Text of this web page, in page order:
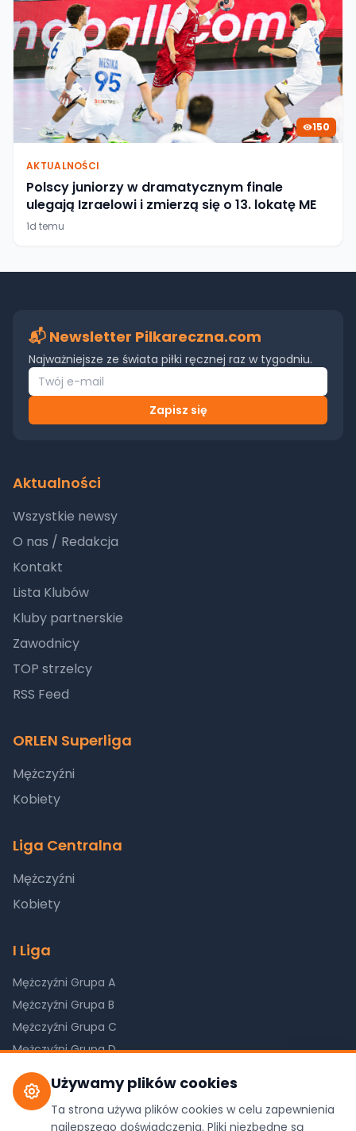
150
AKTUALNOŚCI
Polscy juniorzy w dramatycznym finale
ulegają Izraelowi i zmierzą się o 13. lokatę ME
1d temu
Używamy plików cookies
Ta strona używa plików cookies w celu zapewnienia
najlepszego doświadczenia. Pliki niezbędne są
📬 Newsletter Pilkareczna.com
Najważniejsze ze świata piłki ręcznej raz w tygodniu.
Zapisz się
Aktualności
Wszystkie newsy
O nas / Redakcja
Kontakt
Lista Klubów
Kluby partnerskie
Zawodnicy
TOP strzelcy
RSS Feed
ORLEN Superliga
Mężczyźni
Kobiety
Liga Centralna
Mężczyźni
Kobiety
I Liga
Mężczyźni Grupa A
Mężczyźni Grupa B
Mężczyźni Grupa C
Mężczyźni Grupa D
Kobiety Grupa A
Kobiety Grupa B
Kobiety Grupa C